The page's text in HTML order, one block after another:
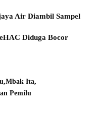
Air Diambil Sampel
Diduga Bocor
Mbak Ita
Pemilu